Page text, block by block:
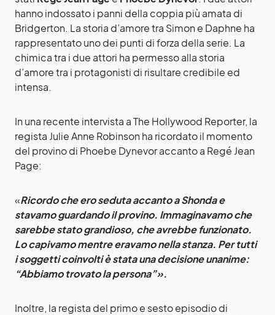
hanno indossato i panni della coppia più amata di
Bridgerton. La storia d’amore tra Simon e Daphne ha
rappresentato uno dei punti di forza della serie. La
chimica tra i due attori ha permesso alla storia
d’amore tra i protagonisti di risultare credibile ed
intensa.
In una recente intervista a The Hollywood Reporter, la
regista Julie Anne Robinson ha ricordato il momento
del provino di Phoebe Dynevor accanto a Regé Jean
Page:
«Ricordo che ero seduta accanto a Shonda e
stavamo guardando il provino. Immaginavamo che
sarebbe stato grandioso, che avrebbe funzionato.
Lo capivamo mentre eravamo nella stanza. Per tutti
i soggetti coinvolti è stata una decisione unanime:
“Abbiamo trovato la persona”».
Inoltre, la regista del primo e sesto episodio di